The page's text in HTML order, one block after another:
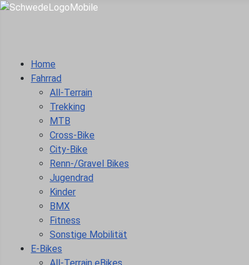
Home
Fahrrad
All-Terrain
Trekking
MTB
Cross-Bike
City-Bike
Renn-/Gravel Bikes
Jugendrad
Kinder
BMX
Fitness
Sonstige Mobilität
E-Bikes